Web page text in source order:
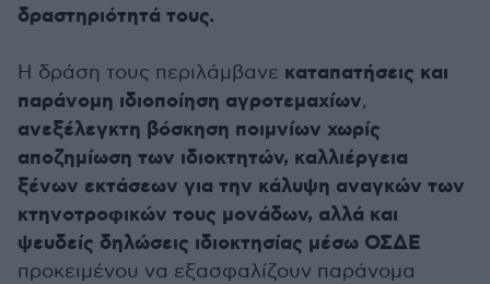
δραστηριότητά τους.
Η δράση τους περιλάμβανε καταπατήσεις και
παράνομη ιδιοποίηση αγροτεμαχίων,
ανεξέλεγκτη βόσκηση ποιμνίων χωρίς
αποζημίωση των ιδιοκτητών, καλλιέργεια
ξένων εκτάσεων για την κάλυψη αναγκών των
κτηνοτροφικών τους μονάδων, αλλά και
ψευδείς δηλώσεις ιδιοκτησίας μέσω ΟΣΔΕ
προκειμένου να εξασφαλίζουν παράνομα